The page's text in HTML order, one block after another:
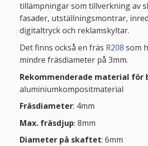
tillämpningar som tillverkning av
fasader, utställningsmontrar,
digitaltryck och reklamskyltar.
Det finns också en fräs R208 som
mindre fräsdiameter på 3mm.
Rekommenderade material för
aluminiumkompositmaterial
Fräsdiameter: 4mm
Max. fräsdjup: 8mm
Diameter på skaftet: 6mm